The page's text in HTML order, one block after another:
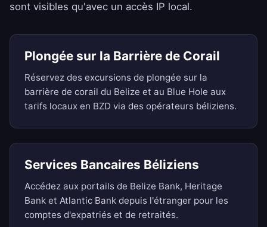
sont visibles qu'avec un accès IP local.
Plongée sur la Barrière de Corail
Réservez des excursions de plongée sur la
barrière de corail du Belize et au Blue Hole aux
tarifs locaux en BZD via des opérateurs béliziens.
Services Bancaires Béliziens
Accédez aux portails de Belize Bank, Heritage
Bank et Atlantic Bank depuis l'étranger pour les
comptes d'expatriés et de retraités.